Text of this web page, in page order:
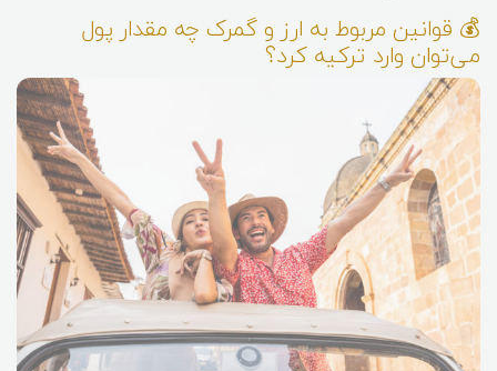
💰 قوانین مربوط به ارز و گمرک چه مقدار پول
می‌توان وارد ترکیه کرد؟